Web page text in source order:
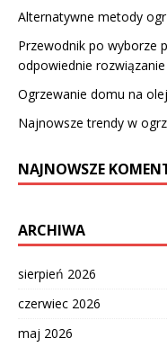
Alternatywne metody
Przewodnik po wyborze
odpowiednie
Ogrzewanie domu na
Najnowsze trendy w
NAJNOWSZE
ARCHIWA
sierpień 2026
czerwiec 2026
maj 2026